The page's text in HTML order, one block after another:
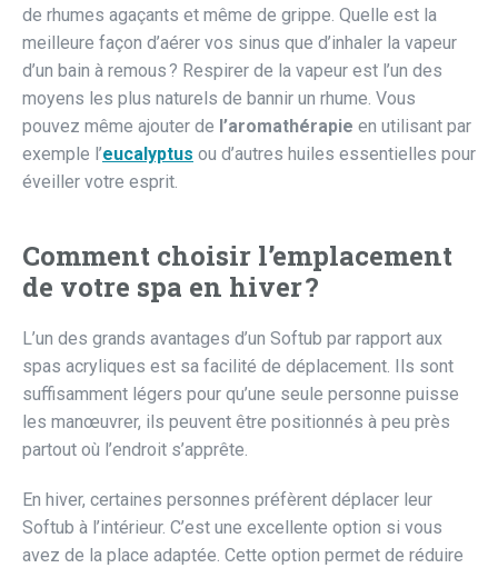
de rhumes agaçants et même de grippe. Quelle est la
meilleure façon d’aérer vos sinus que d’inhaler la vapeur
d’un bain à remous ? Respirer de la vapeur est l’un des
moyens les plus naturels de bannir un rhume. Vous
pouvez même ajouter de l’aromathérapie en utilisant par
exemple l’eucalyptus ou d’autres huiles essentielles pour
éveiller votre esprit.
Comment choisir l’emplacement
de votre spa en hiver ?
L’un des grands avantages d’un Softub par rapport aux
spas acryliques est sa facilité de déplacement. Ils sont
suffisamment légers pour qu’une seule personne puisse
les manœuvrer, ils peuvent être positionnés à peu près
partout où l’endroit s’apprête.
En hiver, certaines personnes préfèrent déplacer leur
Softub à l’intérieur. C’est une excellente option si vous
avez de la place adaptée. Cette option permet de réduire